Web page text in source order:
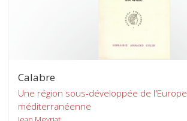
Calabre
Une région sous-développée de l'Europe
méditerranéenne